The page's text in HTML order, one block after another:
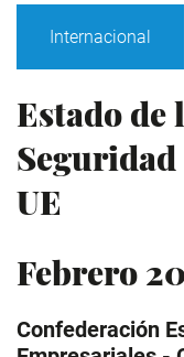
Internacional
Estado de
UE
Febrero
Confederación